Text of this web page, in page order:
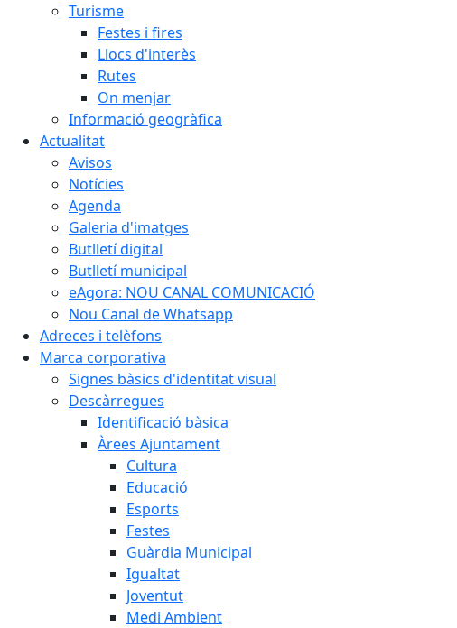
Turisme
Festes i fires
Llocs d'interès
Rutes
On menjar
Informació geogràfica
Actualitat
Avisos
Notícies
Agenda
Galeria d'imatges
Butlletí digital
Butlletí municipal
eAgora: NOU CANAL COMUNICACIÓ
Nou Canal de Whatsapp
Adreces i telèfons
Marca corporativa
Signes bàsics d'identitat visual
Descàrregues
Identificació bàsica
Àrees Ajuntament
Cultura
Educació
Esports
Festes
Guàrdia Municipal
Igualtat
Joventut
Medi Ambient